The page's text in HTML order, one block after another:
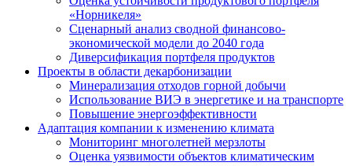
«Норникеля»
Сценарный анализ сводной финансово-
экономической модели до 2040 года
Диверсификация портфеля продуктов
Проекты в области декарбонизации
Минерализация отходов горной добычи
Использование ВИЭ в энергетике и на транспорте
Повышение энергоэффективности
Адаптация компании к изменению климата
Мониторинг многолетней мерзлоты
Оценка уязвимости объектов климатическим